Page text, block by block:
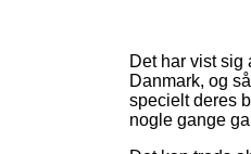
Det har vist
Danmark, og
specielt deres
nogle gange